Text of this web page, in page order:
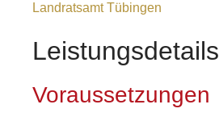
Landratsamt Tübingen
Leistungsdetails
Voraussetzungen